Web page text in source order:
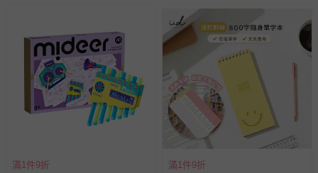
滿1件9折 滿1件9折